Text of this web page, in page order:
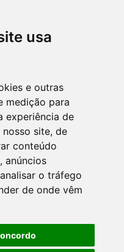
usa
e outras
medição para
experiência de
site, de
conteúdo
anúncios
o tráfego
de onde vêm
e Valores Mobiliários
Rural
do SFN
Bancária
Nacional de
e Cosif-e